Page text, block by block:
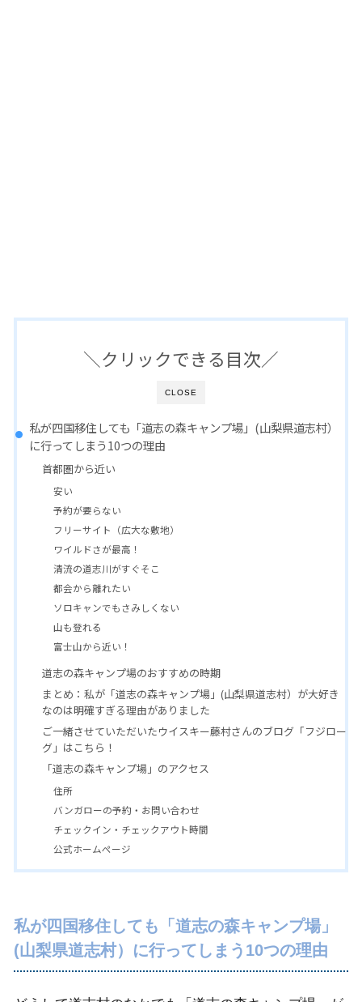
CLOSE
＼クリックできる目次／
私が四国移住しても「道志の森キャンプ場」(山梨県道志村）
に行ってしまう10つの理由
首都圏から近い
安い
予約が要らない
フリーサイト（広大な敷地）
ワイルドさが最高！
清流の道志川がすぐそこ
都会から離れたい
ソロキャンでもさみしくない
山も登れる
富士山から近い！
道志の森キャンプ場のおすすめの時期
まとめ：私が「道志の森キャンプ場」(山梨県道志村）が大好き
なのは明確すぎる理由がありました
ご一緒させていただいたウイスキー藤村さんのブログ「フジロー
グ」はこちら！
「道志の森キャンプ場」のアクセス
住所
バンガローの予約・お問い合わせ
チェックイン・チェックアウト時間
公式ホームページ
私が四国移住しても「道志の森キャンプ場」
(山梨県道志村）に行ってしまう10つの理由